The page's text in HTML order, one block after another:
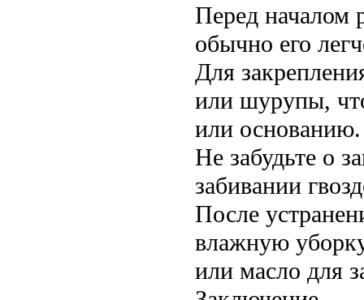
Перед началом
обычно его
Для
или шурупы,
или основанию.
Не забудьте о
забивании
После
влажную
или масло для